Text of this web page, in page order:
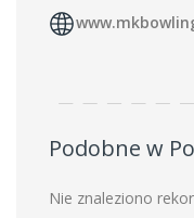
Podobne w
Nie znaleziono